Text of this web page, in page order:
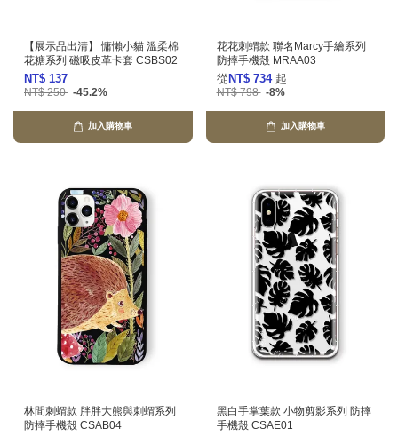
【展示品出清】 慵懶小貓 溫柔棉
花糖系列 磁吸皮革卡套 CSBS02
NT$ 137
NT$ 250 -45.2%
加入購物車
花花刺蝟款 聯名Marcy手繪系列
防摔手機殼 MRAA03
從 NT$ 734 起
NT$ 798 -8%
加入購物車
林間刺蝟款 胖胖大熊與刺蝟系列
防摔手機殼 CSAB04
黑白手掌葉款 小物剪影系列 防摔
手機殼 CSAE01